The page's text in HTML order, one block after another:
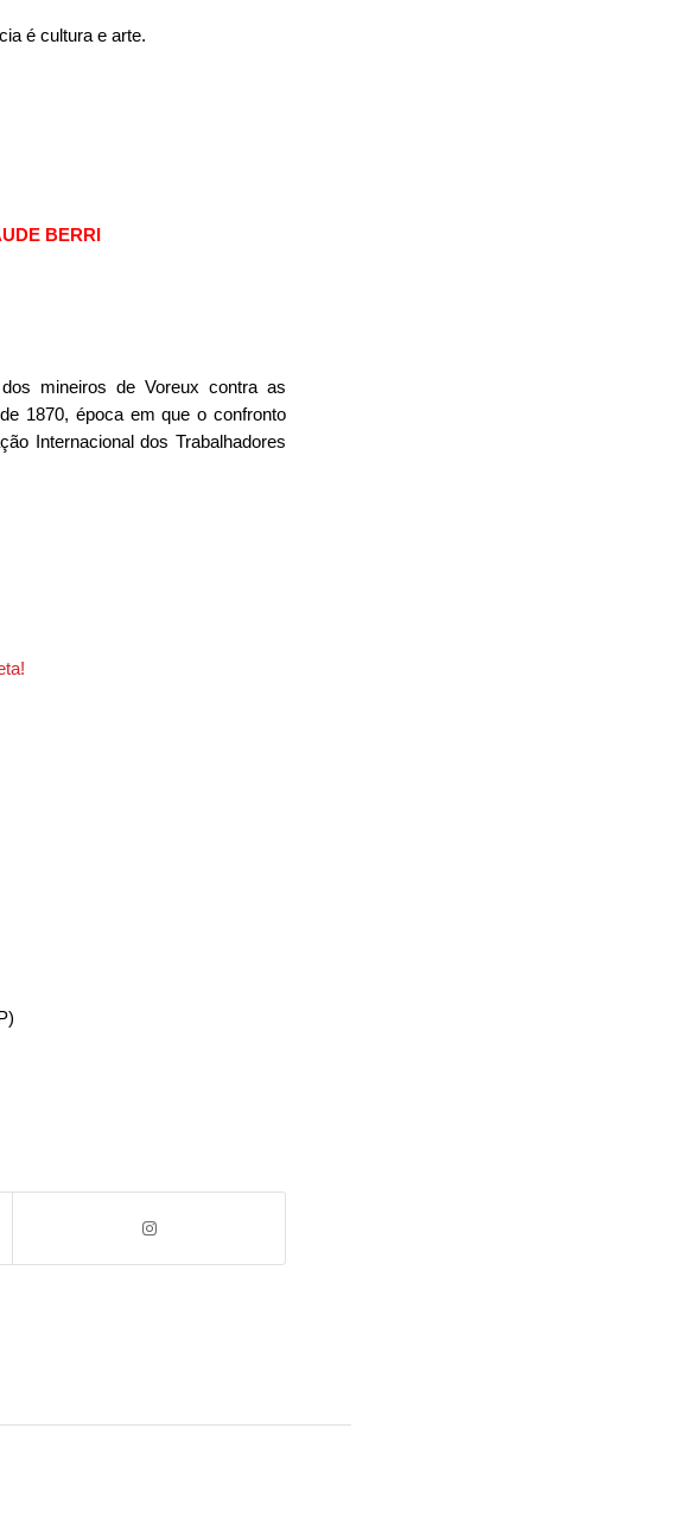
é cultura e arte.
BERRI
mineiros de Voreux contra as
1870, época em que o confronto
Internacional dos Trabalhadores